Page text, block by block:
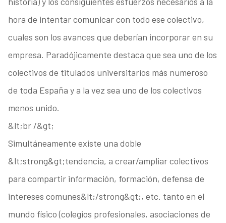
hora de intentar comunicar con todo ese colectivo,
cuales son los avances que deberían incorporar en su
empresa. Paradójicamente destaca que sea uno de los
colectivos de titulados universitarios más numeroso
de toda España y a la vez sea uno de los colectivos
menos unido.
&lt;br /&gt;
Simultáneamente existe una doble
&lt;strong&gt;tendencia, a crear/ampliar colectivos
para compartir información, formación, defensa de
intereses comunes&lt;/strong&gt;, etc. tanto en el
mundo físico (colegios profesionales, asociaciones de